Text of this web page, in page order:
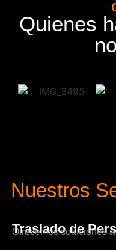
Quienes
Nuestros
Traslado de
Ofrecemos soluciones